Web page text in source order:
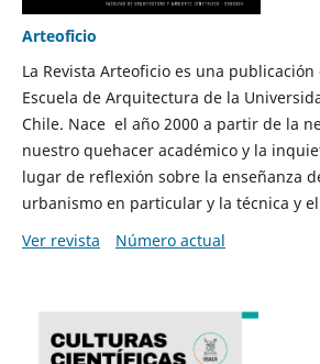
Arteoficio
La Revista Arteoficio es una
Escuela de Arquitectura de la
Chile. Nace el año 2000 a partir de la
nuestro quehacer académico y la
lugar de reflexión sobre la enseñanza
urbanismo en particular y la técnica y
Ver revista
Número actual